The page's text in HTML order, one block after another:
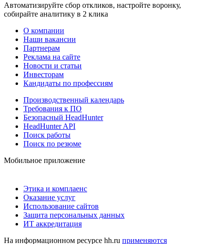
Автоматизируйте сбор откликов, настройте воронку,
собирайте аналитику в 2 клика
О компании
Наши вакансии
Партнерам
Реклама на сайте
Новости и статьи
Инвесторам
Кандидаты по профессиям
Производственный календарь
Требования к ПО
Безопасный HeadHunter
HeadHunter API
Поиск работы
Поиск по резюме
Мобильное приложение
Этика и комплаенс
Оказание услуг
Использование сайтов
Защита персональных данных
ИТ аккредитация
На информационном ресурсе hh.ru применяются